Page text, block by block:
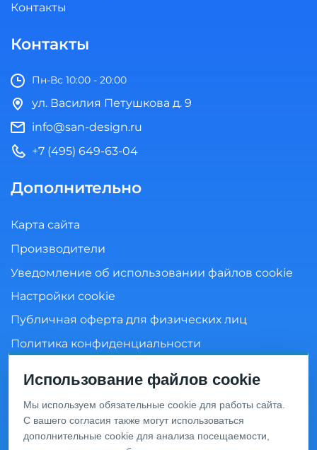
Контакты
Контакты
Пн-Вс 10:00 - 20:00
ул. Василия Петушкова д. 9
info@san-design.ru
+7 (495) 649-63-04
Дополнительно
Карта сайта
Производители
Уведомление об использовании файлов cookie
Настройки cookie
Публичная оферта для физических лиц
Политика конфиденциальности
Информация о ценах и товарах на данном сайте носит
информационный характер и не является публичной
Использование файлов cookie
Мы используем обязательные cookie для работы сайта.
С вашего согласия также могут использоваться
дополнительные cookie для анализа посещаемости,